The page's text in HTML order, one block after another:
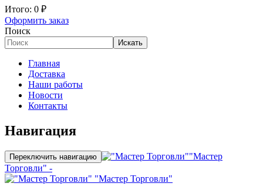
Итого: 0 ₽
Оформить заказ
Поиск
Искать
Главная
Доставка
Наши работы
Новости
Контакты
Навигация
Переключить навигацию
"Мастер
Торговли" -
"Мастер Торговли"